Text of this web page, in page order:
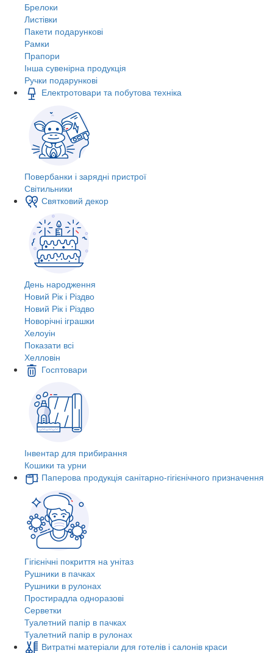
Брелоки
Листівки
Пакети подарункові
Рамки
Прапори
Інша сувенірна продукція
Ручки подарункові
Електротовари та побутова техніка
Повербанки і зарядні пристрої
Світильники
Святковий декор
День народження
Новий Рік і Різдво
Новий Рік і Різдво
Новорічні іграшки
Хелоуін
Показати всі
Хелловін
Госптовари
Інвентар для прибирання
Кошики та урни
Паперова продукція санітарно-гігієнічного призначення
Гігієнічні покриття на унітаз
Рушники в пачках
Рушники в рулонах
Простирадла одноразові
Серветки
Туалетний папір в пачках
Туалетний папір в рулонах
Витратні матеріали для готелів і салонів краси